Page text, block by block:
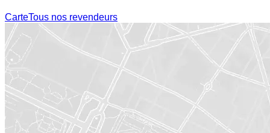
CarteTous nos revendeurs